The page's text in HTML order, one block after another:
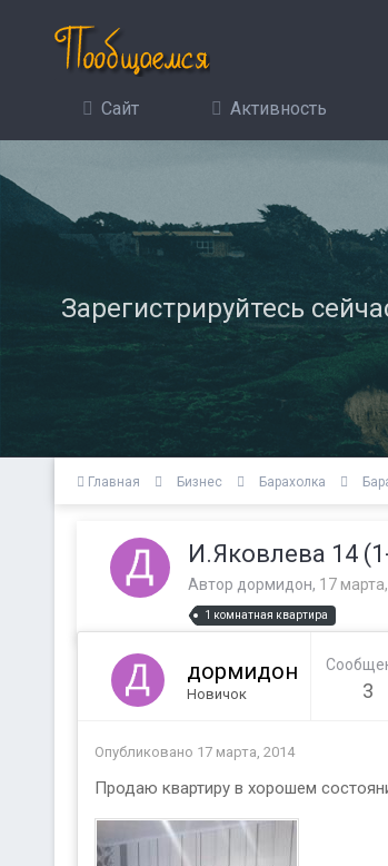
Сайт Активность
Зарегистрируйтесь
Главная Бизнес Барахолка
И.Яковлева 14
Автор дормидон, 17
1 комнатная квартира
дормидон
Новичок 3
Опубликовано 17 марта, 2014
Продаю квартиру в хорошем